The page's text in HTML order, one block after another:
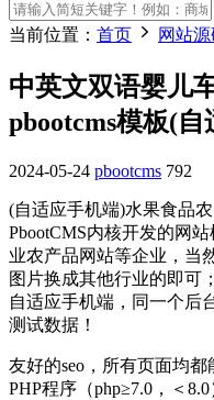
当前位置： 首页 网站
中英文双语婴儿
pbootcms模板(自
2024-05-24 pbootcms 792
(自适应手机端)水果食品
PbootCMS内核开发的网
业农产品网站等企业，当
图片换成其他行业的即可；
自适应手机端，同一个后
测试数据！
友好的seo，所有页面均
PHP程序（php≥7.0，＜